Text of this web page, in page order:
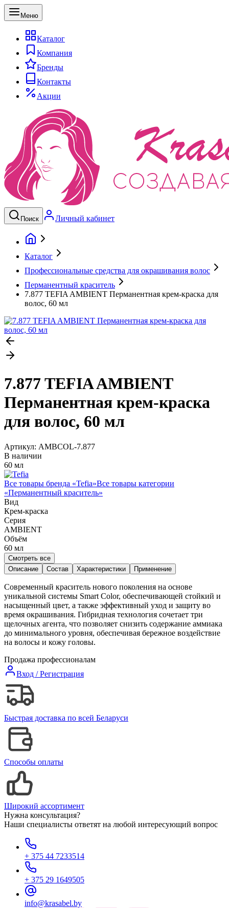
Меню
Каталог
Компания
Бренды
Контакты
Акции
Поиск Личный кабинет
Каталог
Профессиональные средства для окрашивания волос
Перманентный краситель
7.877 TEFIA AMBIENT Перманентная крем-краска для
волос, 60 мл
7.877 TEFIA AMBIENT
Перманентная крем-краска
для волос, 60 мл
Артикул: AMBCOL-7.877
В наличии
60 мл
Все товары бренда «Tefia»Все товары категории
«Перманентный краситель»
Вид
Крем-краска
Серия
AMBIENT
Объём
60 мл
Смотреть все
Описание
Состав Характеристики Применение
Современный краситель нового поколения на основе
уникальной системы Smart Color, обеспечивающей стойкий и
насыщенный цвет, а также эффективный уход и защиту во
время окрашивания. Гибридная технология сочетает три
щелочных агента, что позволяет снизить содержание аммиака
до минимального уровня, обеспечивая бережное воздействие
на волосы и кожу головы.
Продажа профессионалам
Вход / Регистрация
Быстрая доставка по всей Беларуси
Способы оплаты
Широкий ассортимент
Нужна консультация?
Наши специалисты ответят на любой интересующий вопрос
+ 375 44 7233514
+ 375 29 1649505
info@krasabel.by